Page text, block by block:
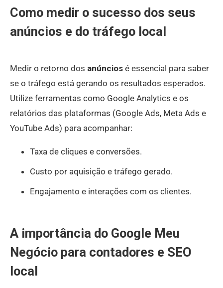
Como medir o sucesso dos seus
anúncios e do tráfego local
Medir o retorno dos anúncios é essencial para saber
se o tráfego está gerando os resultados esperados.
Utilize ferramentas como Google Analytics e os
relatórios das plataformas (Google Ads, Meta Ads e
YouTube Ads) para acompanhar:
Taxa de cliques e conversões.
Custo por aquisição e tráfego gerado.
Engajamento e interações com os clientes.
A importância do Google Meu
Negócio para contadores e SEO
local